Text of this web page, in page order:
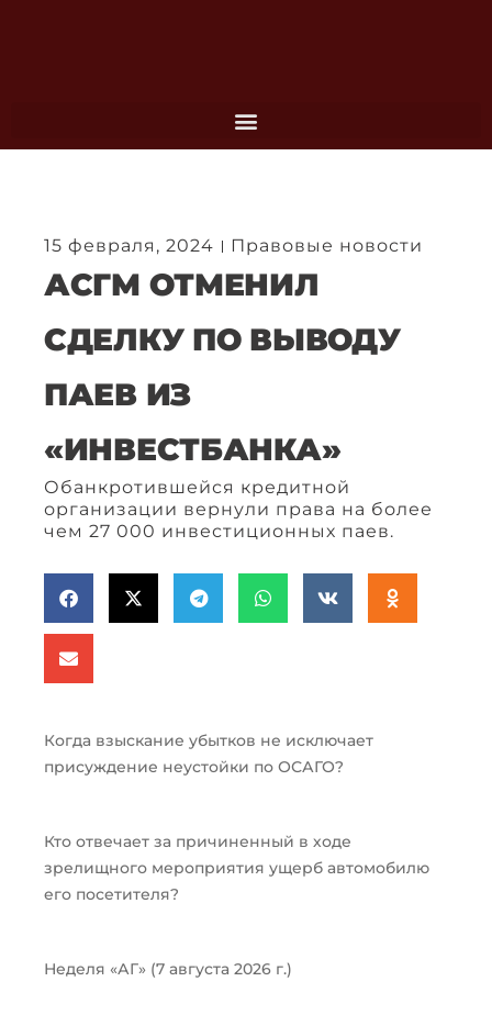
15 февраля, 2024 Правовые новости
АСГМ ОТМЕНИЛ
СДЕЛКУ ПО ВЫВОДУ
ПАЕВ ИЗ
«ИНВЕСТБАНКА»
Обанкротившейся кредитной
организации вернули права на более
чем 27 000 инвестиционных паев.
Когда взыскание убытков не исключает
присуждение неустойки по ОСАГО?
Кто отвечает за причиненный в ходе
зрелищного мероприятия ущерб автомобилю
его посетителя?
Неделя «АГ» (7 августа 2026 г.)